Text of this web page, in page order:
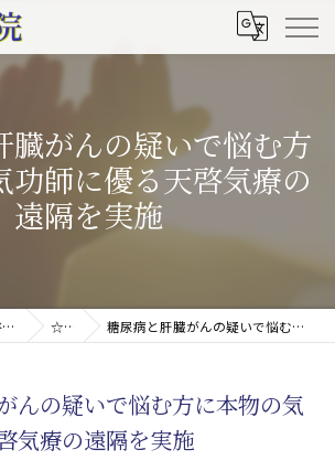
臓がんの疑いで悩む方
功師に優る天啓気療の
遠隔を実施
東京の気功は天啓気療院(天啓気功療法治療院) ☆ブログ 糖尿病と肝臓がんの疑いで悩む方に本物の気功師に優る天啓気療の遠隔を実施
んの疑いで悩む方に本物の気
気療の遠隔を実施